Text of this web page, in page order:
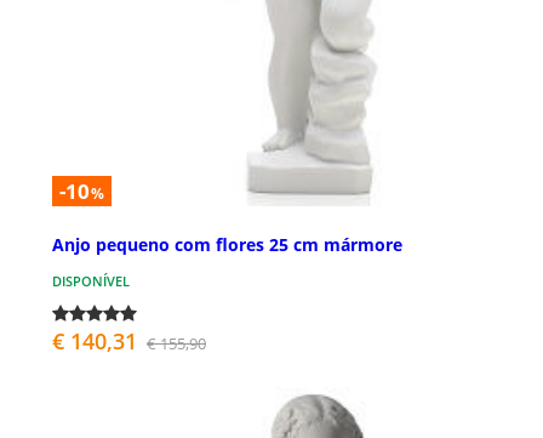
-10%
Anjo pequeno com flores 25 cm mármore
DISPONÍVEL
€ 140,31 € 155,90